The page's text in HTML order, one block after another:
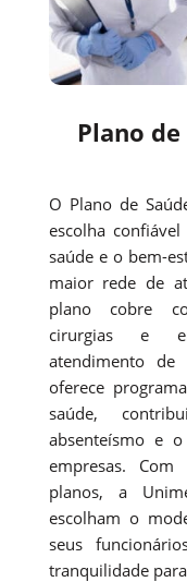
Plano
O Plano de
escolha
saúde e o bem-
maior rede de
plano cobre
cirurgias e
atendimento de
oferece
saúde,
absenteísmo e
empresas.
planos, a
escolham o
seus
tranquilidade